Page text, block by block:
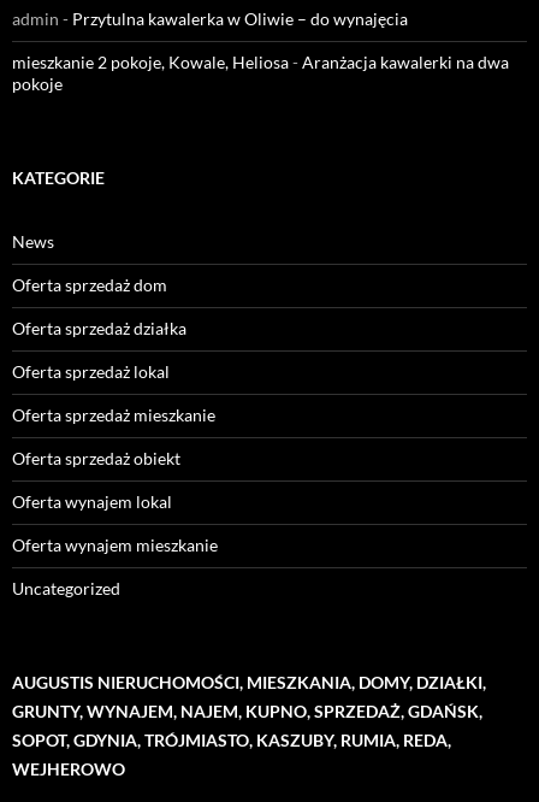
admin - Przytulna kawalerka w Oliwie – do wynajęcia
mieszkanie 2 pokoje, Kowale, Heliosa-Aranżacja kawalerki na dwa
pokoje
KATEGORIE
News
Oferta sprzedaż dom
Oferta sprzedaż działka
Oferta sprzedaż lokal
Oferta sprzedaż mieszkanie
Oferta sprzedaż obiekt
Oferta wynajem lokal
Oferta wynajem mieszkanie
Uncategorized
AUGUSTIS NIERUCHOMOŚCI, MIESZKANIA, DOMY, DZIAŁKI,
GRUNTY, WYNAJEM, NAJEM, KUPNO, SPRZEDAŻ, GDAŃSK,
SOPOT, GDYNIA, TRÓJMIASTO, KASZUBY, RUMIA, REDA,
WEJHEROWO